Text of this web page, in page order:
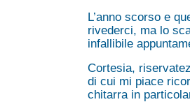
L’anno scorso e
rivederci, ma lo
infallibile
Cortesia,
di cui mi piace
chitarra in